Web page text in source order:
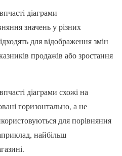
діаграми
значень у різних
для відображення змін
продажів або зростання
діаграми схожі на
горизонтально, а не
для порівняння
найбільш